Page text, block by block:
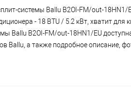
системы Ballu B2OI-FM/out-18HN1/
- 18 BTU / 5.2 кВт, хватит
Ballu B2OI-FM/out-18HN1/EU
Ballu, а также подробное описание,